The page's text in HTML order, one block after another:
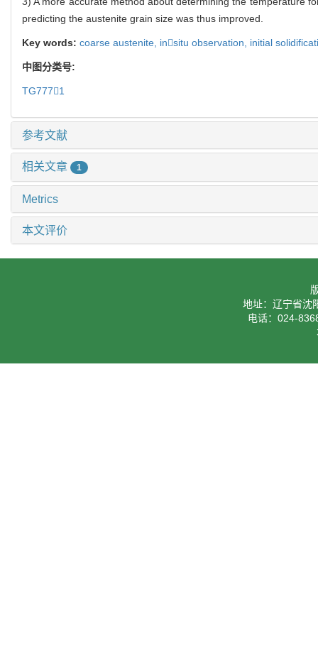
predicting the austenite grain size was thus improved.
Key words: coarse austenite, insitu observation, initial
中图分类号:
TG7771
参考文献
相关文章 1
Metrics
本文评价
地址：辽宁省沈
电话：024-